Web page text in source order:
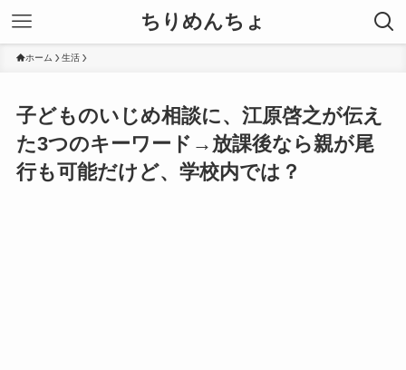
ちりめんちょ
ホーム 生活
子どものいじめ相談に、江原啓之が伝え
た3つのキーワード→放課後なら親が尾
行も可能だけど、学校内では？